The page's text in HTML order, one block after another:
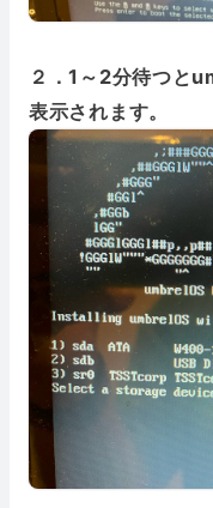
２．1～2分待つと
表示されます。